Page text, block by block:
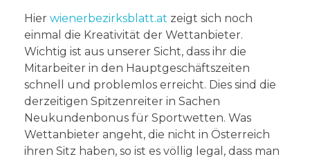
Hier wienerbezirksblatt.at zeigt sich noch
einmal die Kreativität der Wettanbieter.
Wichtig ist aus unserer Sicht, dass ihr die
Mitarbeiter in den Hauptgeschäftszeiten
schnell und problemlos erreicht. Dies sind die
derzeitigen Spitzenreiter in Sachen
Neukundenbonus für Sportwetten. Was
Wettanbieter angeht, die nicht in Österreich
ihren Sitz haben, so ist es völlig legal, dass man